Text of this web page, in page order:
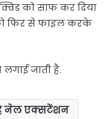
को साफ कर दिया
फिर से फाइल करके
जाती है.
नेल एक्सटेंशन